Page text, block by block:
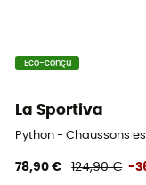
Eco-conçu
La Sportiva
Python - Chaussons
78,90 € 124,90 € -